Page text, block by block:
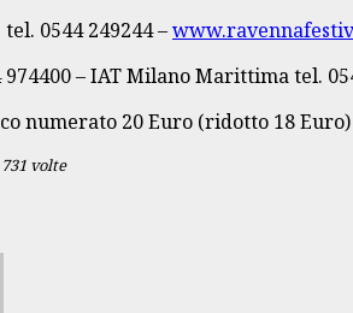
tel. 0544 249244 –
– IAT Milano Marittima tel.
numerato 20 Euro (ridotto 18 Euro)
volte